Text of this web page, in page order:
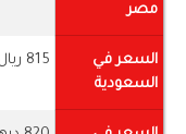
مصر
السعر في
السعودية
815 ريال سعودي